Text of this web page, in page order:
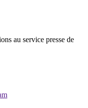
au service presse de